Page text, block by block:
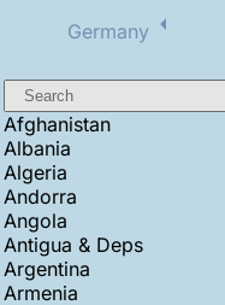
Germany
Afghanistan
Albania
Algeria
Andorra
Angola
Antigua & Deps
Argentina
Armenia